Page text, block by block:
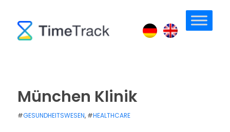
München Klinik
#GESUNDHEITSWESEN, #HEALTHCARE